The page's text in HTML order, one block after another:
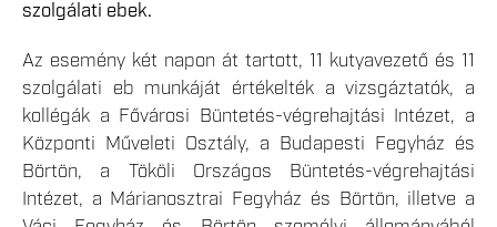
szolgálati ebek.
Az esemény két napon át tartott, 11 kutyavezető és 11
szolgálati eb munkáját értékelték a vizsgáztatók, a
kollégák a Fővárosi Büntetés-végrehajtási Intézet, a
Központi Műveleti Osztály, a Budapesti Fegyház és
Börtön, a Tököli Országos Büntetés-végrehajtási
Intézet, a Márianosztrai Fegyház és Börtön, illetve a